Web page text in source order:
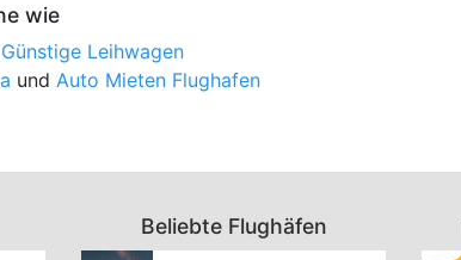
wie
Günstige Leihwagen
und Auto Mieten Flughafen
Beliebte Flughäfen